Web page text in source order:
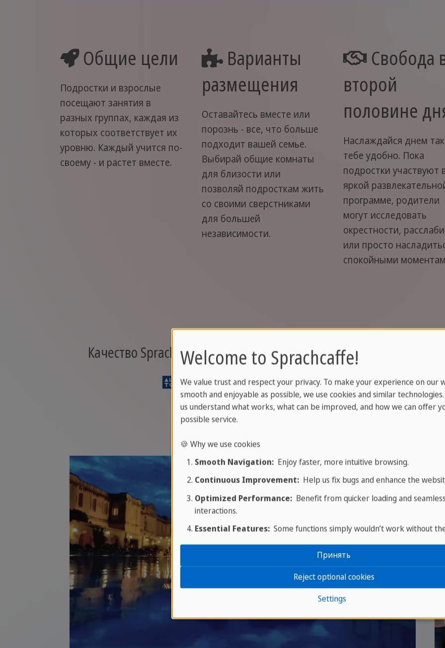
Общие цели
Подростки и взрослые
посещают занятия в
разных группах, каждая из
которых соответствует их
уровню. Каждый учится по-
своему - и растет вместе.
Варианты
размещения
Оставайтесь вместе или
порознь - все, что больше
подходит вашей семье.
Выбирай общие комнаты
для близости или
позволяй подросткам жить
со своими сверстниками
для большей
независимости.
Свобода
второй
половине
Наслаждайся днем
тебе удобно. Пока
подростки участвуют
яркой
программе, родители
могут исследовать
окрестности,
или просто
спокойными
Качество Sprachcaffe было проверено и одобрено всемирно
Welcome to Sprachcaffe!
We value trust and respect your privacy. To make your experience on our
smooth and enjoyable as possible, we use cookies and similar
us understand what works, what can be improved, and how we can offer
possible service.
🍪 Why we use cookies
Smooth Navigation:Enjoy faster, more intuitive browsing.
Continuous Improvement:Help us fix bugs and enhance the
Optimized Performance:Benefit from quicker loading and seamless
interactions.
Essential Features:Some functions simply wouldn’t work without
Settings
Reject optional cookies
Принять